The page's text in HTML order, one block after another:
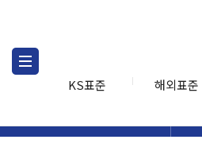
KS표준 해외표준